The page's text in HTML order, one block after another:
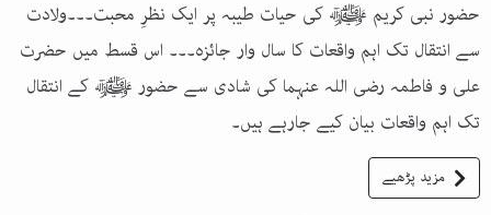
حضور نبی کریم ﷺ کی حیات طیبہ پر ایک نظرِ محبت۔۔۔ولادت
سے انتقال تک اہم واقعات کا سال وار جائزہ۔۔۔ اس قسط میں حضرت
علی و فاطمہ رضی اللہ عنہما کی شادی سے حضور ﷺ کے انتقال
تک اہم واقعات بیان کیے جارہے ہیں۔
مزید پڑھیے